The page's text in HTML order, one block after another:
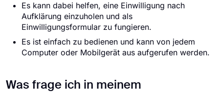
Es kann dabei helfen, eine Einwilligung nach
Aufklärung einzuholen und als
Einwilligungsformular zu fungieren.
Es ist einfach zu bedienen und kann von jedem
Computer oder Mobilgerät aus aufgerufen werden.
Was frage ich in meinem